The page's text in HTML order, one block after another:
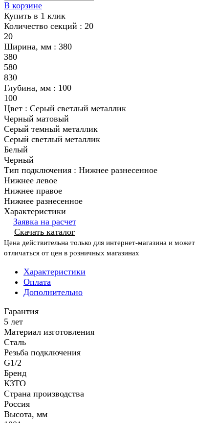
В корзине
Купить в 1 клик
Количество секций : 20
20
Ширина, мм : 380
380
580
830
Глубина, мм : 100
100
Цвет : Серый светлый металлик
Черный матовый
Серый темный металлик
Серый светлый металлик
Белый
Черный
Тип подключения : Нижнее разнесенное
Нижнее левое
Нижнее правое
Нижнее разнесенное
Характеристики
Заявка на расчет
Скачать каталог
Цена действительна только для интернет-магазина и может
отличаться от цен в розничных магазинах
Характеристики
Оплата
Дополнительно
Гарантия
5 лет
Материал изготовления
Сталь
Резьба подключения
G1/2
Бренд
КЗТО
Страна производства
Россия
Высота, мм